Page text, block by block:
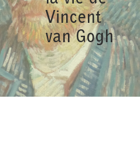
Vincent
van Gogh